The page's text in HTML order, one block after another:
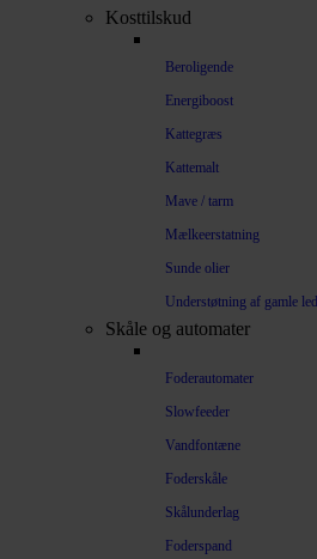
Kosttilskud
Beroligende
Energiboost
Kattegræs
Kattemalt
Mave / tarm
Mælkeerstatning
Sunde olier
Understøtning af gamle led
Skåle og automater
Foderautomater
Slowfeeder
Vandfontæne
Foderskåle
Skålunderlag
Foderspand